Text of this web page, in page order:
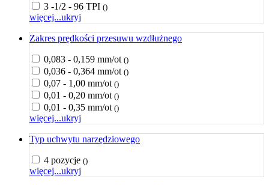
3 -1/2 - 96 TPI ()
więcej...ukryj
Zakres prędkości przesuwu wzdłużnego
0,083 - 0,159 mm/ot ()
0,036 - 0,364 mm/ot ()
0,07 - 1,00 mm/ot ()
0,01 - 0,20 mm/ot ()
0,01 - 0,35 mm/ot ()
więcej...ukryj
Typ uchwytu narzędziowego
4 pozycje ()
więcej...ukryj